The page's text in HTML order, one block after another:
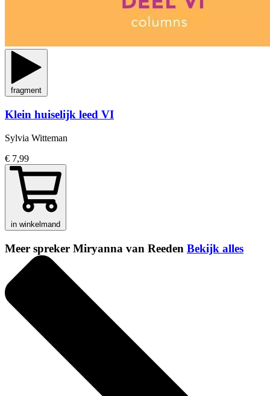
fragment
Klein huiselijk leed VI
Sylvia Witteman
€ 7,99
in winkelmand
Meer spreker Miryanna van Reeden Bekijk alles